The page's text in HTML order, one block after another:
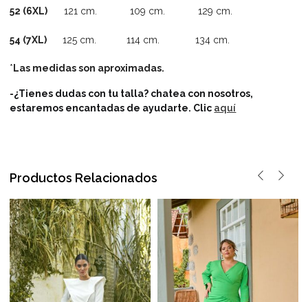
52 (6XL) 121 cm. 109 cm. 129 cm.
54 (7XL) 125 cm. 114 cm. 134 cm.
* Las medidas son aproximadas.
-¿Tienes dudas con tu talla? chatea con nosotros,
estaremos encantadas de ayudarte. Clic aquí
Productos Relacionados